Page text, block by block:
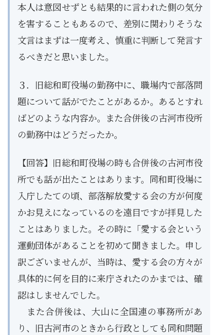
本人は意図せずとも結果的に言われた側の気分
を害することもあるので、差別に関わりそうな
文言はまずは一度考え、慎重に判断して発言す
るべきだと思いました。
３．旧総和町役場の勤務中に、職場内で部落問
題について話がでたことがあるか。あるとすれ
ばどのような内容か。また合併後の古河市役所
の勤務中はどうだったか。
【回答】旧総和町役場の時も合併後の古河市役
所でも話が出たことはあります。同和町役場に
入庁したての頃、部落解放愛する会の方が何度
かお見えになっているのを遠目ですが拝見した
ことはありました。その時に「愛する会という
運動団体があることを初めて聞きました。申し
訳ございませんが、当時は、愛する会の方々が
具体的に何を目的に来庁されたのかまでは、確
認はしませんでした。
また合併後は、大山に全国連の事務所があ
り、旧古河市のときから行政としても同和問題